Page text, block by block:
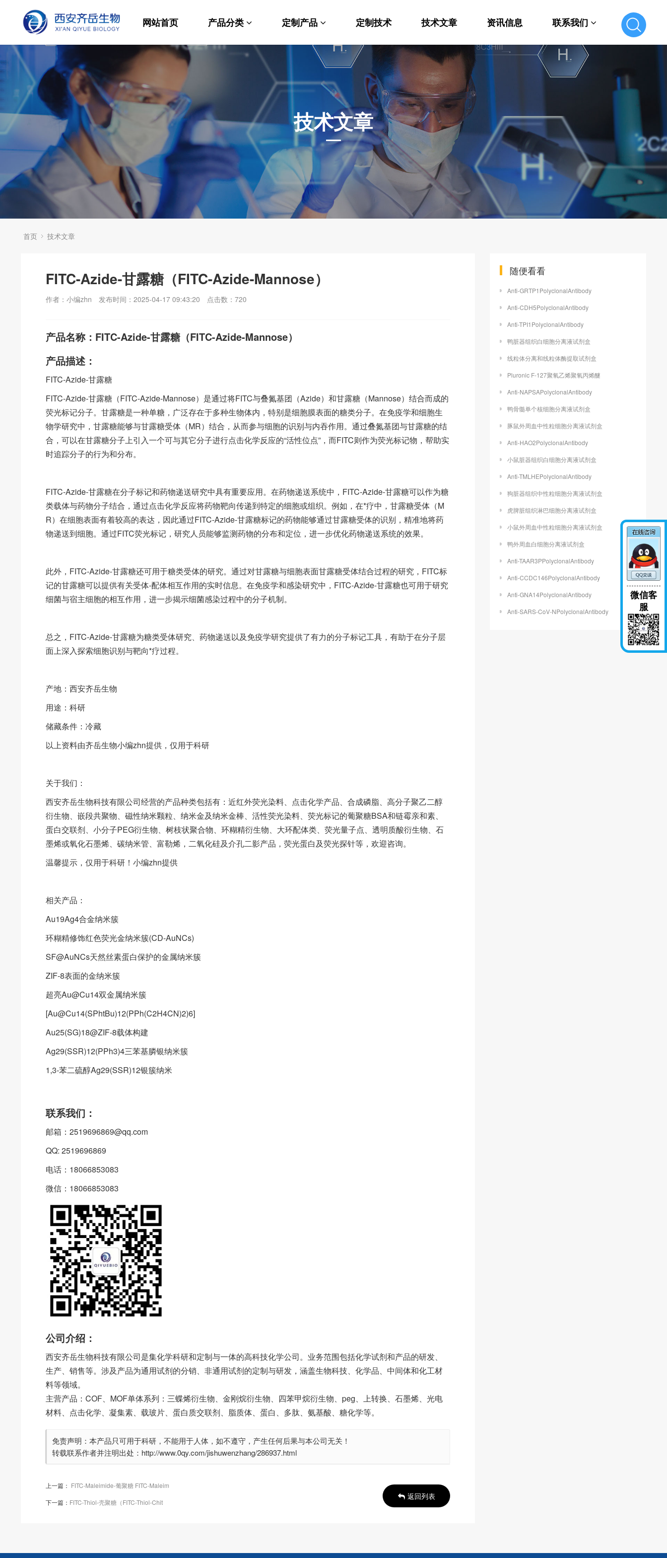
网站首页 产品分类
材料科学
生命科学
发光材料
功能性化学
分析化学
其他产品
定制产品
纳米材料定制
PEG衍生物
荧光标记定制
MOF材料定制
小分子定制
多肽定制
其他材料定制
定制技术 技术文章 资讯信息 联系我们
联系我们
技术文章
首页 技术文章
FITC-Azide-甘露糖（FITC-Azide-Mannose）
作者：小编zhn 发布时间：2025-04-17 09:43:20 点击数： 720
产品名称：FITC-Azide-甘露糖（FITC-Azide-Mannose）
产品描述：
FITC-Azide-甘露糖
FITC-Azide-甘露糖（FITC-Azide-Mannose）是通过将FITC与叠氮基团（Azide）和甘露糖（Mannose）结合而成的
荧光标记分子。甘露糖是一种单糖，广泛存在于多种生物体内，特别是细胞膜表面的糖类分子。在免疫学和细胞生
物学研究中，甘露糖能够与甘露糖受体（MR）结合，从而参与细胞的识别与内吞作用。通过叠氮基团与甘露糖的结
合，可以在甘露糖分子上引入一个可与其它分子进行点击化学反应的“活性位点”，而FITC则作为荧光标记物，帮助实
时追踪分子的行为和分布。
FITC-Azide-甘露糖在分子标记和药物递送研究中具有重要应用。在药物递送系统中，FITC-Azide-甘露糖可以作为糖
类载体与药物分子结合，通过点击化学反应将药物靶向传递到特定的细胞或组织。例如，在*疗中，甘露糖受体（M
R）在细胞表面有着较高的表达，因此通过FITC-Azide-甘露糖标记的药物能够通过甘露糖受体的识别，精准地将药
物递送到细胞。通过FITC荧光标记，研究人员能够监测药物的分布和定位，进一步优化药物递送系统的效果。
此外，FITC-Azide-甘露糖还可用于糖类受体的研究。通过对甘露糖与细胞表面甘露糖受体结合过程的研究，FITC标
记的甘露糖可以提供有关受体-配体相互作用的实时信息。在免疫学和感染研究中，FITC-Azide-甘露糖也可用于研究
细菌与宿主细胞的相互作用，进一步揭示细菌感染过程中的分子机制。
总之，FITC-Azide-甘露糖为糖类受体研究、药物递送以及免疫学研究提供了有力的分子标记工具，有助于在分子层
面上深入探索细胞识别与靶向*疗过程。
产地：西安齐岳生物
用途：科研
储藏条件：冷藏
以上资料由齐岳生物小编zhn提供，仅用于科研
关于我们：
西安齐岳生物科技有限公司经营的产品种类包括有：近红外荧光染料、点击化学产品、合成磷脂、高分子聚乙二醇
衍生物、嵌段共聚物、磁性纳米颗粒、纳米金及纳米金棒、活性荧光染料、荧光标记的葡聚糖BSA和链霉亲和素、
蛋白交联剂、小分子PEG衍生物、树枝状聚合物、环糊精衍生物、大环配体类、荧光量子点、透明质酸衍生物、石
墨烯或氧化石墨烯、碳纳米管、富勒烯，二氧化硅及介孔二影产品，荧光蛋白及荧光探针等，欢迎咨询。
温馨提示，仅用于科研！小编zhn提供
相关产品：
Au19Ag4合金纳米簇
环糊精修饰红色荧光金纳米簇(CD-AuNCs)
SF@AuNCs天然丝素蛋白保护的金属纳米簇
ZIF-8表面的金纳米簇
超亮Au@Cu14双金属纳米簇
[Au@Cu14(SPhtBu)12(PPh(C2H4CN)2)6]
Au25(SG)18@ZIF-8载体构建
Ag29(SSR)12(PPh3)4三苯基膦银纳米簇
1,3-苯二硫醇Ag29(SSR)12银簇纳米
联系我们：
邮箱：2519696869@qq.com
QQ: 2519696869
电话：18066853083
微信：18066853083
公司介绍：
西安齐岳生物科技有限公司是集化学科研和定制与一体的高科技化学公司。业务范围包括化学试剂和产品的研发、
生产、销售等。涉及产品为通用试剂的分销、非通用试剂的定制与研发，涵盖生物科技、化学品、中间体和化工材
料等领域。
主营产品：COF、MOF单体系列：三蝶烯衍生物、金刚烷衍生物、四苯甲烷衍生物、peg、上转换、石墨烯、光电
材料、点击化学、凝集素、载玻片、蛋白质交联剂、脂质体、蛋白、多肽、氨基酸、糖化学等。
免责声明：本产品只可用于科研，不能用于人体，如不遵守，产生任何后果与本公司无关！
转载联系作者并注明出处：http://www.0qy.com/jishuwenzhang/286937.html
上一篇： FITC-Maleimide-葡聚糖 FITC-Maleim
下一篇： FITC-Thiol-壳聚糖（FITC-Thiol-Chit
返回列表
随便看看
Anti-GRTP1PolyclonalAntibody
Anti-CDH5PolyclonalAntibody
Anti-TPI1PolyclonalAntibody
鸭脏器组织白细胞分离液试剂盒
线粒体分离和线粒体酶提取试剂盒
Pluronic F-127聚氧乙烯聚氧丙烯醚
Anti-NAPSAPolyclonalAntibody
鸭骨髓单个核细胞分离液试剂盒
豚鼠外周血中性粒细胞分离液试剂盒
Anti-HAO2PolyclonalAntibody
小鼠脏器组织白细胞分离液试剂盒
Anti-TMLHEPolyclonalAntibody
狗脏器组织中性粒细胞分离液试剂盒
虎脾脏组织淋巴细胞分离液试剂盒
小鼠外周血中性粒细胞分离液试剂盒
鸭外周血白细胞分离液试剂盒
Anti-TAAR3PPolyclonalAntibody
Anti-CCDC146PolyclonalAntibody
Anti-GNA14PolyclonalAntibody
Anti-SARS-CoV-NPolyclonalAntibody
微信客
服